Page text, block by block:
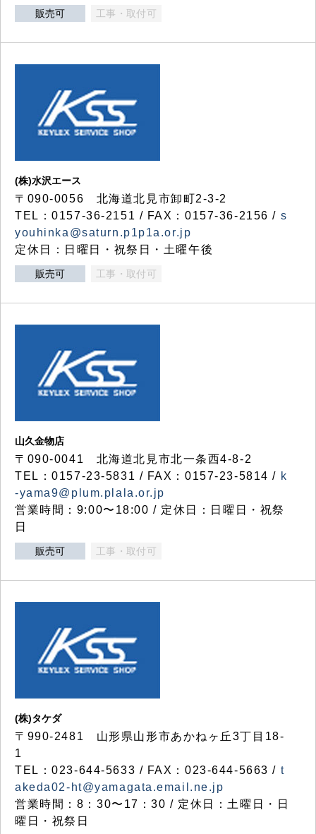
販売可 工事・取付可
(株)水沢エース
〒090-0056 北海道北見市卸町2-3-2
TEL：0157-36-2151 / FAX：0157-36-2156 / s
youhinka@saturn.p1p1a.or.jp
定休日：日曜日・祝祭日・土曜午後
販売可 工事・取付可
山久金物店
〒090-0041 北海道北見市北一条西4-8-2
TEL：0157-23-5831 / FAX：0157-23-5814 / k
-yama9@plum.plala.or.jp
営業時間：9:00〜18:00 / 定休日：日曜日・祝祭
日
販売可 工事・取付可
(株)タケダ
〒990-2481 山形県山形市あかねヶ丘3丁目18-
1
TEL：023-644-5633 / FAX：023-644-5663 / t
akeda02-ht@yamagata.email.ne.jp
営業時間：8：30〜17：30 / 定休日：土曜日・日
曜日・祝祭日